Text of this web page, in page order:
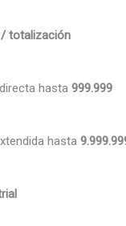
totalización
hasta 999.999
hasta